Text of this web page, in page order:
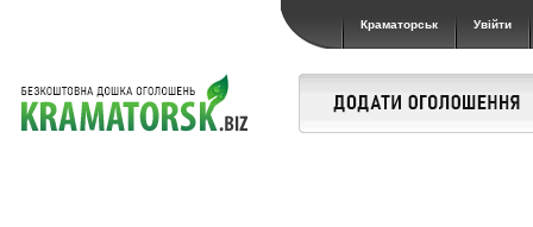
Краматорськ Увійти